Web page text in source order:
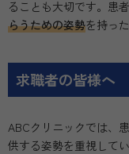
ることも大切です。患
らうための姿勢を持っ
求職者の皆様へ
ABCクリニックでは、
供する姿勢を重視して